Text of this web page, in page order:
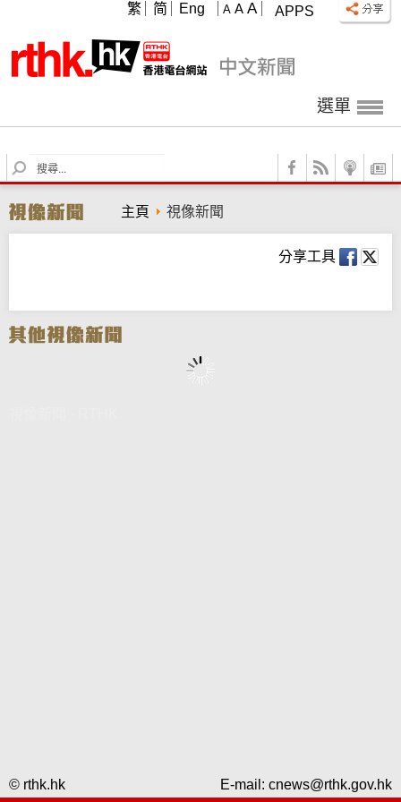
APPS
A A A
繁 简 Eng
選單
S
e
r
c
主頁 視像新聞
分享工具
© rthk.hk E-mail: cnews@rthk.gov.hk